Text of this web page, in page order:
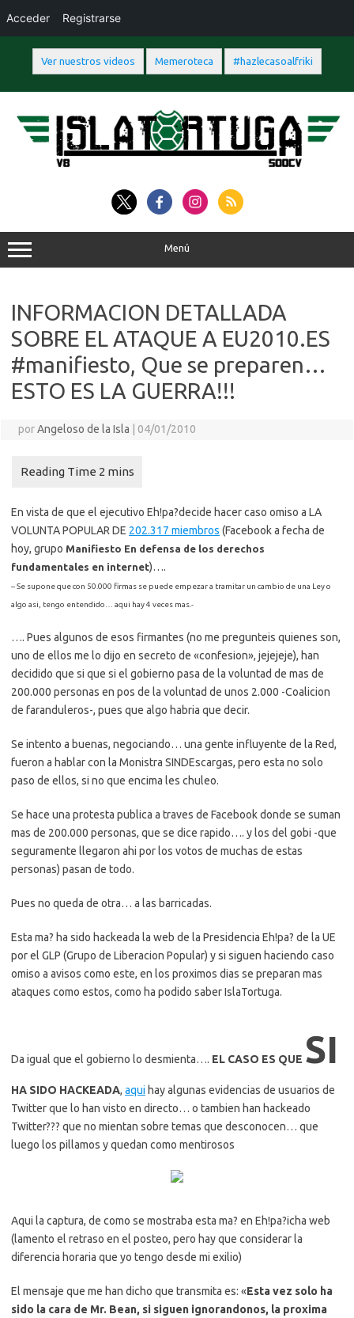
Ver nuestros videos Memeroteca #hazlecasoalfriki
contenido
Menú
INFORMACION DETALLADA
SOBRE EL ATAQUE A EU2010.ES
#manifiesto, Que se preparen…
ESTO ES LA GUERRA!!!
porAngeloso de la Isla 04/01/2010
En vista de que el ejecutivo Eh!pa?decide hacer caso omiso a LA
VOLUNTA POPULAR DE 202.317 miembros (Facebook a fecha de
hoy, grupo Manifiesto En defensa de los derechos
fundamentales en internet)….
– Se supone que con 50.000 firmas se puede empezar a tramitar un cambio de una Ley o
algo asi, tengo entendido… aqui hay 4 veces mas.-
…. Pues algunos de esos firmantes (no me pregunteis quienes son,
uno de ellos me lo dijo en secreto de «confesion», jejejeje), han
decidido que si que si el gobierno pasa de la voluntad de mas de
200.000 personas en pos de la voluntad de unos 2.000 -Coalicion
de faranduleros-, pues que algo habria que decir.
Se intento a buenas, negociando… una gente influyente de la Red,
fueron a hablar con la Monistra SINDEscargas, pero esta no solo
paso de ellos, si no que encima les chuleo.
Se hace una protesta publica a traves de Facebook donde se suman
mas de 200.000 personas, que se dice rapido…. y los del gobi -que
seguramente llegaron ahi por los votos de muchas de estas
personas) pasan de todo.
Pues no queda de otra… a las barricadas.
Esta ma? ha sido hackeada la web de la Presidencia Eh!pa? de la UE
por el GLP (Grupo de Liberacion Popular) y si siguen haciendo caso
omiso a avisos como este, en los proximos dias se preparan mas
ataques como estos, como ha podido saber IslaTortuga.
Da igual que el gobierno lo desmienta…. EL CASO ES QUE SI
HA SIDO HACKEADA, aqui hay algunas evidencias de usuarios de
Twitter que lo han visto en directo… o tambien han hackeado
Twitter??? que no mientan sobre temas que desconocen… que
luego los pillamos y quedan como mentirosos
Aqui la captura, de como se mostraba esta ma? en Eh!pa?icha web
(lamento el retraso en el posteo, pero hay que considerar la
diferencia horaria que yo tengo desde mi exilio)
El mensaje que me han dicho que transmita es: «Esta vez solo ha
sido la cara de Mr. Bean, si siguen ignorandonos, la proxima
Acceder Registrarse